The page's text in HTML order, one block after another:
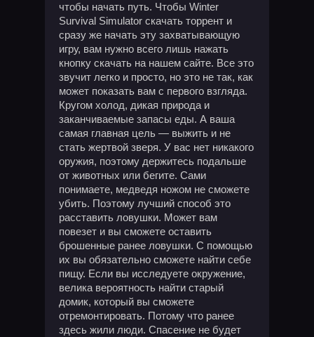
чтобы начать путь. Чтобы Winter
Survival Simulator скачать торрент и
сразу же начать эту захватывающую
игру, вам нужно всего лишь нажать
кнопку скачать на нашем сайте. Все это
звучит легко и просто, но это не так, как
может показать вам с первого взгляда.
Кругом холод, дикая природа и
заканчиваемые запасы еды. А ваша
самая главная цель — выжить и не
стать жертвой зверя. У вас нет никакого
оружия, поэтому держитесь подальше
от животных или бегите. Сами
понимаете, медведя ножом не сможете
убить. Поэтому лучший способ это
расставить ловушки. Может вам
повезет и вы сможете оставить
брошенные ранее ловушки. С помощью
их вы обязательно сможете найти себе
пищу. Если вы исследуете окружение,
велика вероятность найти старый
домик, который вы сможете
отремонтировать. Потому что ранее
здесь жили люди. Спасение не будет